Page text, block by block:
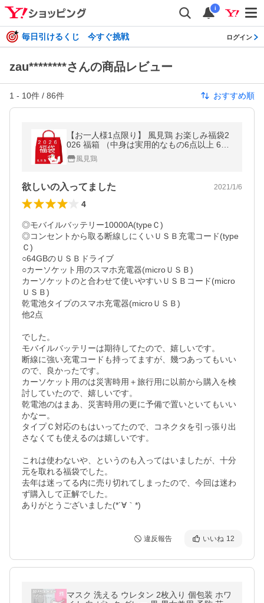
i
毎日引けるくじ 今すぐ挑戦 ログイン
zau********さんの商品レビュー
1 - 10件 / 86件 おすすめ順
【お一人様1点限り】 風見鶏 お楽しみ福袋2
026 福箱 （中身は実用的なもの6点以上 600
0円相当） 卓上扇風機 数量限定 FUKUBUKU
RO2026 ◆宅
風見鶏
欲しいの入ってました 2021/1/6
4
◎モバイルバッテリー10000A(typeＣ)
◎コンセントから取る断線しにくいＵＳＢ充電コード(type
Ｃ)
○64GBのＵＳＢドライブ
○カーソケット用のスマホ充電器(microＵＳＢ)
カーソケットのと合わせて使いやすいＵＳＢコード(micro
ＵＳＢ)
乾電池タイプのスマホ充電器(microＵＳＢ)
他2点
でした。
モバイルバッテリーは期待してたので、嬉しいです。
断線に強い充電コードも持ってますが、幾つあってもいい
ので、良かったです。
カーソケット用のは災害時用＋旅行用に以前から購入を検
討していたので、嬉しいです。
乾電池のはまあ、災害時用の更に予備で置いといてもいい
かなー。
タイプＣ対応のもはいってたので、コネクタを引っ張り出
さなくても使えるのは嬉しいです。
これは使わないや、というのも入ってはいましたが、十分
元を取れる福袋でした。
去年は迷ってる内に売り切れてしまったので、今回は迷わ
ず購入して正解でした。
ありがとうございました(*´∀｀*)
違反報告 いいね 12
マスク 洗える ウレタン 2枚入り 個包装 ホワ